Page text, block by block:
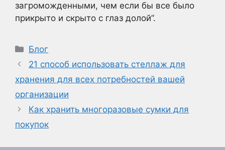
загроможденными, чем если бы все было
прикрыто и скрыто с глаз долой”.
Рубрики
Блог
21 способ использовать стеллаж для
хранения для всех потребностей вашей
организации
Как хранить многоразовые сумки для
покупок